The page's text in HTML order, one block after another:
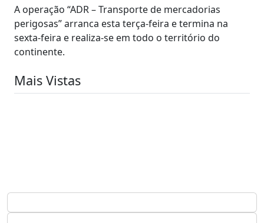
A operação “ADR – Transporte de mercadorias
perigosas” arranca esta terça-feira e termina na
sexta-feira e realiza-se em todo o território do
continente.
Mais Vistas